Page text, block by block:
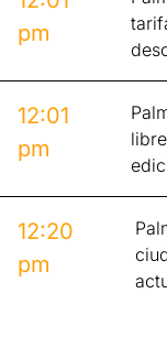
pm
12:01
pm
12:20
pm